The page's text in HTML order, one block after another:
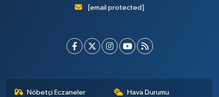
[email protected]
Nöbetçi Eczaneler Hava Durumu